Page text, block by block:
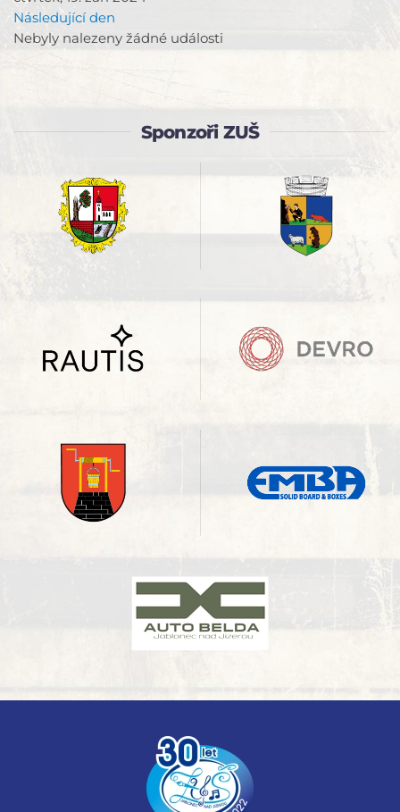
Následující den
Nebyly nalezeny žádné události
Sponzoři ZUŠ